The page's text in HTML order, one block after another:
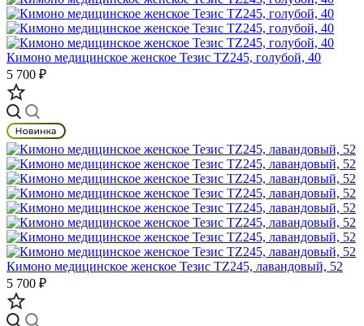
Кимоно медицинское женское Тезис TZ245, голубой, 40
5 700 ₽
Кимоно медицинское женское Тезис TZ245, лавандовый, 52
5 700 ₽